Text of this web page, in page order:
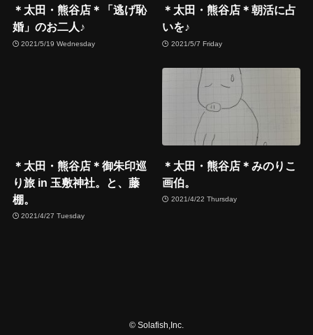
＊太田・熊谷店＊「逃げ恥
婚」のお二人♪
2021/5/19 Wednesday
＊太田・熊谷店＊朝活に占
いを♪
2021/5/7 Friday
＊太田・熊谷店＊御朱印巡
り旅 in 玉敷神社。と、藤
棚。
2021/4/27 Tuesday
＊太田・熊谷店＊みのりこ
画伯。
2021/4/22 Thursday
© Solafish,Inc.